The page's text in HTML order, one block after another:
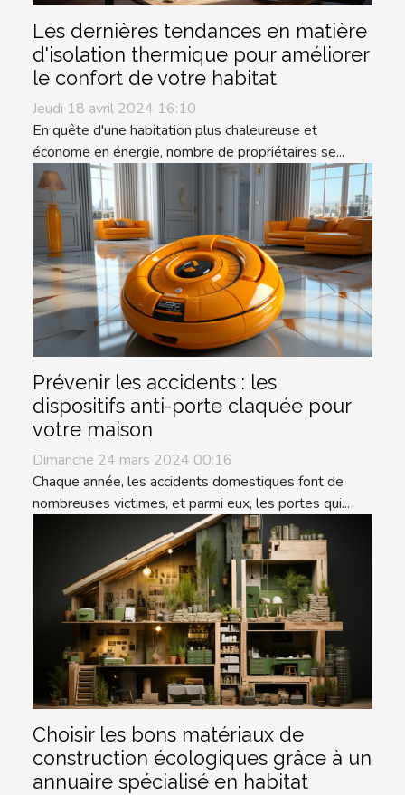
Les dernières tendances en matière
d'isolation thermique pour améliorer
le confort de votre habitat
Jeudi 18 avril 2024 16:10
En quête d'une habitation plus chaleureuse et
économe en énergie, nombre de propriétaires se...
Prévenir les accidents : les
dispositifs anti-porte claquée pour
votre maison
Dimanche 24 mars 2024 00:16
Chaque année, les accidents domestiques font de
nombreuses victimes, et parmi eux, les portes qui...
Choisir les bons matériaux de
construction écologiques grâce à un
annuaire spécialisé en habitat